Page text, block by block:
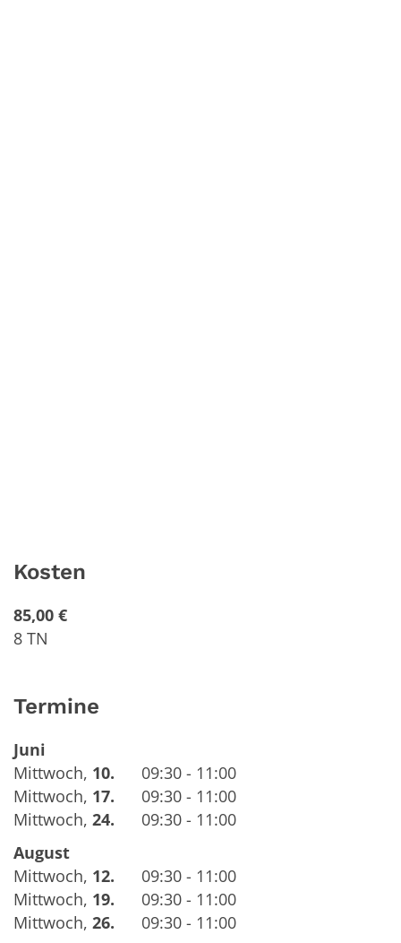
Kosten
85,00 €
8 TN
Termine
Juni
Mittwoch, 10.
09:30 - 11:00
Mittwoch, 17.
09:30 - 11:00
Mittwoch, 24.
09:30 - 11:00
August
Mittwoch, 12.
09:30 - 11:00
Mittwoch, 19.
09:30 - 11:00
Mittwoch, 26.
09:30 - 11:00